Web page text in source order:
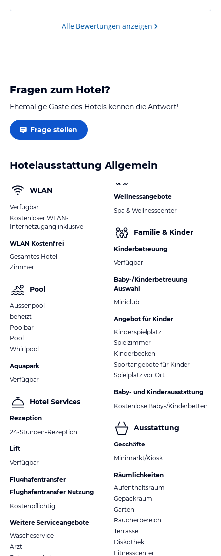
Alle Bewertungen anzeigen
Fragen zum Hotel?
Ehemalige Gäste des Hotels kennen die Antwort!
Frage stellen
Hotelausstattung Allgemein
WLAN
Verfügbar
Kostenloser WLAN-
Internetzugang inklusive
WLAN Kostenfrei
Gesamtes Hotel
Zimmer
Pool
Aussenpool
beheizt
Poolbar
Pool
Whirlpool
Aquapark
Verfügbar
Hotel Services
Rezeption
24-Stunden-Rezeption
Lift
Verfügbar
Flughafentransfer
Flughafentransfer Nutzung
Kostenpflichtig
Weitere Serviceangebote
Wäscheservice
Arzt
Wellnessangebote
Spa & Wellnesscenter
Familie & Kinder
Kinderbetreuung
Verfügbar
Baby-/Kinderbetreuung
Auswahl
Miniclub
Angebot für Kinder
Kinderspielplatz
Spielzimmer
Kinderbecken
Sportangebote für Kinder
Spielplatz vor Ort
Baby- und Kinderausstattung
Kostenlose Baby-/Kinderbetten
Ausstattung
Geschäfte
Minimarkt/Kiosk
Räumlichkeiten
Aufenthaltsraum
Gepäckraum
Garten
Raucherbereich
Terrasse
Diskothek
Fitnesscenter